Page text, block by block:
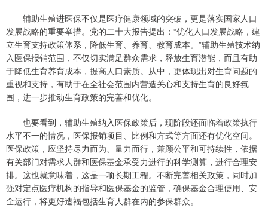
辅助生殖进医保不仅是医疗健康领域的突破，更是落实国家人口
发展战略的重要举措。党的二十大报告提出：“优化人口发展战略，建
立生育支持政策体系，降低生育、养育、教育成本。”辅助生殖技术纳
入医保报销范围，不仅切实满足群众需求，释放生育潜能，而且有助
于降低生育养育成本，提高人口素质。从中，更体现出对生育问题的
重视和支持，有助于在全社会范围内营造关心和支持生育的良好氛
围，进一步推动生育政策的完善和优化。
也要看到，辅助生殖纳入医保政策后，现阶段还面临着政策执行
水平不一的情况，医保报销项目、比例和方式等方面还有优化空间。
医保政策，应坚持尽力而为、量力而行，兼顾公平和可持续性，依据
有关部门对需求人群和医保基金承受力进行的科学测算，进行合理安
排。这也就意味着，这是一项长期工程。不断完善相关政策，同时加
强对定点医疗机构的指导和医保基金的监管，确保基金合理使用、安
全运行，将更好造福包括生育人群在内的参保群众。